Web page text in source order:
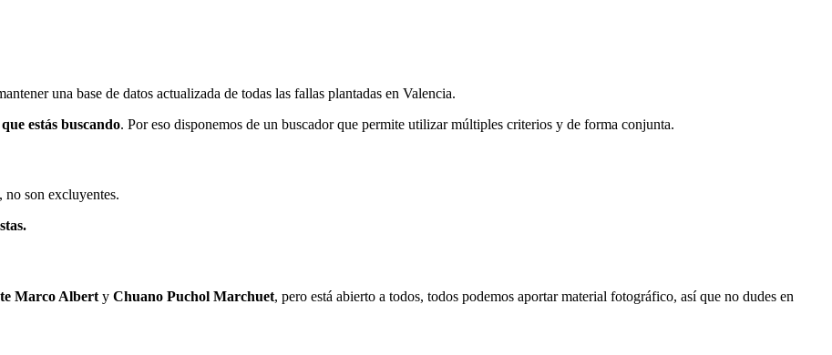
una base de datos actualizada de todas las fallas plantadas en Valencia.
estás buscando. Por eso disponemos de un buscador que permite utilizar múltiples criterios y de forma conjunta.
no son excluyentes.
Marco Albert y Chuano Puchol Marchuet, pero está abierto a todos, todos podemos aportar material fotográfico, así que no dudes en